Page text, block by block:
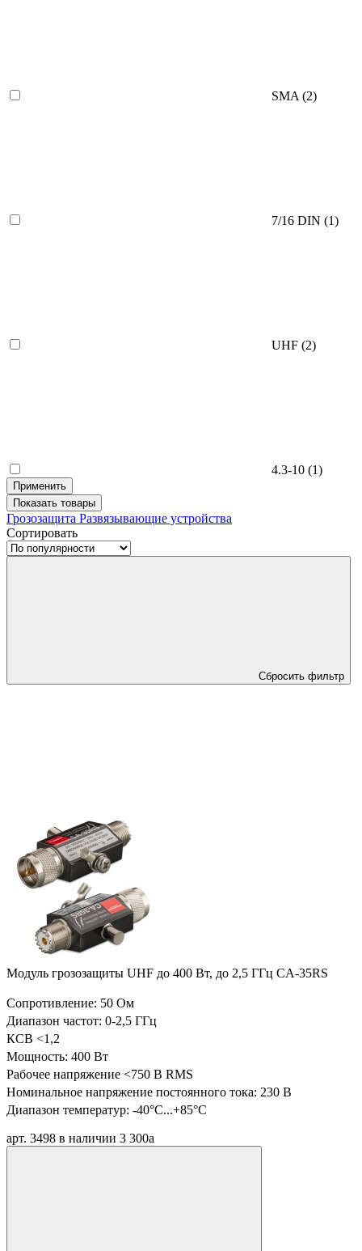
SMA (2)
7/16 DIN (1)
UHF (2)
4.3-10 (1)
Применить
Показать товары
Грозозащита Развязывающие устройства
Сортировать
Сбросить фильтр
Модуль грозозащиты UHF до 400 Вт, до 2,5 ГГц CA-35RS
Сопротивление: 50 Ом
Диапазон частот: 0-2,5 ГГц
КСВ <1,2
Мощность: 400 Вт
Рабочее напряжение <750 В RMS
Номинальное напряжение постоянного тока: 230 В
Диапазон температур: -40°C...+85°C
арт. 3498 в наличии 3 300a